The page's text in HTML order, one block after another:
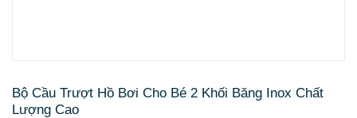
Bộ Cầu Trượt Hồ Bơi Cho Bé 2 Khối Băng Inox Chất
Lượng Cao